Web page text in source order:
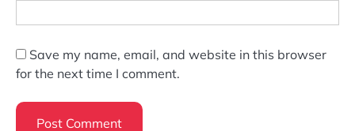
Save my name, email, and website in this browser
for the next time I comment.